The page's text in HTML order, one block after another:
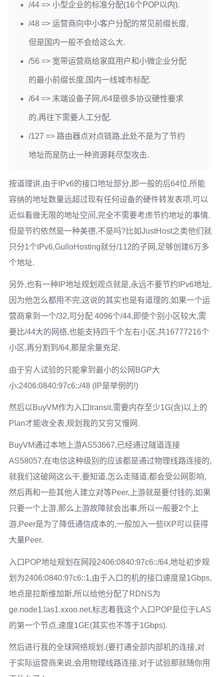
/44 => 小型企业的标准分配(16个POP以内).
/48 => 运营商向中小客户分配的常见前缀长度,
但是国内一般不会给这么大.
/56 => 宽带运营商给家庭用户和小微企业分配
的最小前缀长度,国内一线城市标配.
/64 => 末端设备子网,/64是很多协议硬性要求
的,再往下需要人工分配.
/127 => 路由器点对点链路,此处不是为了节约
地址而是防止一种资源耗尽型攻击.
按道理讲,由于IPv6的接口地址部分,即一般的后64位,所能
容纳的地址数量远超过现有任何设备的硬件转发表项,可以
近似看做无限的地址空间,完全不需要考虑节约地址的事情.
但是节约依然是一种美德,不是吗?比如JustHost之类他们就
只分1个IPv6,GulloHosting就分/112的子网,足够创建6万多
个地址.
另外,也有一种IP地址规划观点就是,永远不要节约IPv6地址,
因为他怎么都用不完,这说的其实也是有道理的,如果一个运
营商拿到一个/32,可分配 4096个/44,即使个别小区较大,需
要比/44大的网络,也能支持四千个左右小区,共16777216个
小区,再分割到/64,那是余量充足.
由于穷人试验的只能拿到最小的公网BGP大
小:2406:0840:97c6::/48 (IP是举例的!)
然后以BuyVM作为入口transit,需要内存至少1G(含)以上的
Plan才能收全表,规划我的又穷又慢网.
BuyVM通过本地上游AS53667,已经通过隧道连接
AS58057,在电信这种级别的应该都是通过物理线路连接的,
就我们这破网这么干,要知道,怎么走隧道,都会受公网影响,
然后再和一些其他人建立对等Peer,上游就是要付钱的,如果
只要一个上游,那么上游故障就会出事,所以一般要2个上
游,Peer是为了降低通信成本的,一般加入一些IXP可以获得
大量Peer.
入口POP地址规划在网段2406:0840:97c6::/64,地址初步规
划为2406:0840:97c6::1,由于入口的机的接口速度是1Gbps,
地点是拉斯维加斯,所以给他分配了RDNS为
ge.node1.las1.xxoo.net,标志着我这个入口POP是位于LAS
的第一个节点,速度1GE(其实也不等于1Gbps).
然后进行我的全球网络规划.(要打通全部内部机的连接,对
于实际运营商来说,会用物理线路连接,对于试验那就随你用